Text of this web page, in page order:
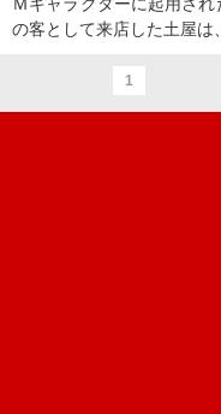
の客として来店した土屋は
1